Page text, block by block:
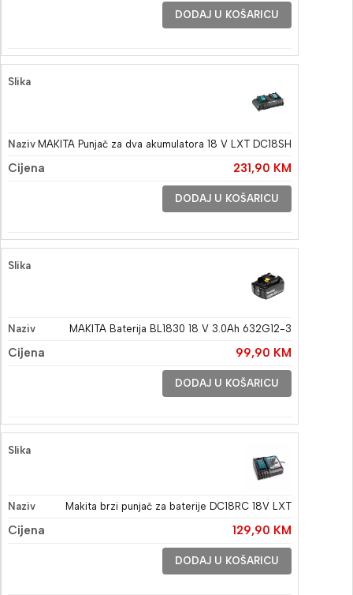
DODAJ U KOŠARICU
MAKITA Punjač za dva akumulatora 18 V LXT DC18SH
231,90 KM
DODAJ U KOŠARICU
MAKITA Baterija BL1830 18 V 3.0Ah 632G12-3
99,90 KM
DODAJ U KOŠARICU
Makita brzi punjač za baterije DC18RC 18V LXT
129,90 KM
DODAJ U KOŠARICU